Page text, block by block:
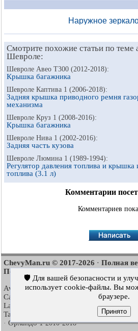
Наружное
Смотрите похожие статьи по теме
Шевроле:
Шевроле Авео Т300 (2012-2018):
Крышка багажника
Шевроле Каптива 1 (2006-2018):
Задняя крышка приводного ремня
механизма
Шевроле Круз 1 (2008-2016):
Крышка багажника
Шевроле Нива 1 (2002-2016):
Задняя часть кузова
Шевроле Люмина 1 (1989-1994):
Регулятор давления топлива и крышка
топлива (3.1 л)
Комментарии
Комментариев
ChevyMan.ru © 2017-2026 · Полная
Поиск по сайту
Aveo 2003-2008·Aveo2006-2011·Aveo
Captiva 2008-2016·
Lanos 2002-2016·Tahoe
Tahoe Люмина 11989-1994·
· Орландо 12010-2018
🛡️ Для вашей безопасности и
использует cookie-файлы. Вы
браузере.
Принято